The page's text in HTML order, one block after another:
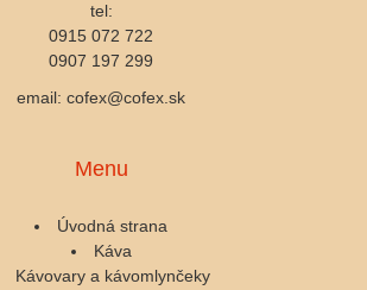
tel:
0915 072 722
0907 197 299
email: cofex@cofex.sk
Menu
Úvodná strana
Káva
Kávovary a kávomlynčeky